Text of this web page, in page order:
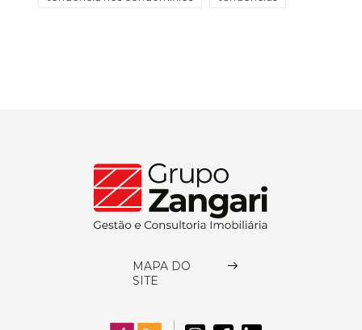
MAPA DO
SITE